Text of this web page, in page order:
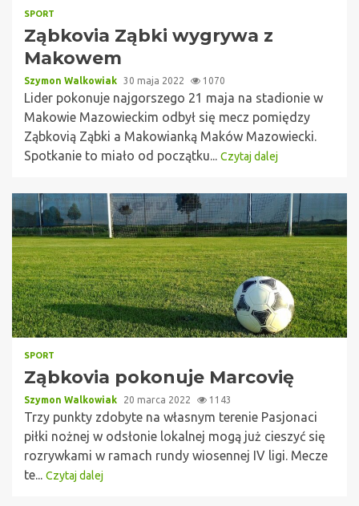
SPORT
Ząbkovia Ząbki wygrywa z
Makowem
Szymon Walkowiak 30 maja 2022 1070
Lider pokonuje najgorszego 21 maja na stadionie w
Makowie Mazowieckim odbył się mecz pomiędzy
Ząbkovią Ząbki a Makowianką Maków Mazowiecki.
Spotkanie to miało od początku... Czytaj dalej
SPORT
Ząbkovia pokonuje Marcovię
Szymon Walkowiak 20 marca 2022 1143
Trzy punkty zdobyte na własnym terenie Pasjonaci
piłki nożnej w odsłonie lokalnej mogą już cieszyć się
rozrywkami w ramach rundy wiosennej IV ligi. Mecze
te... Czytaj dalej